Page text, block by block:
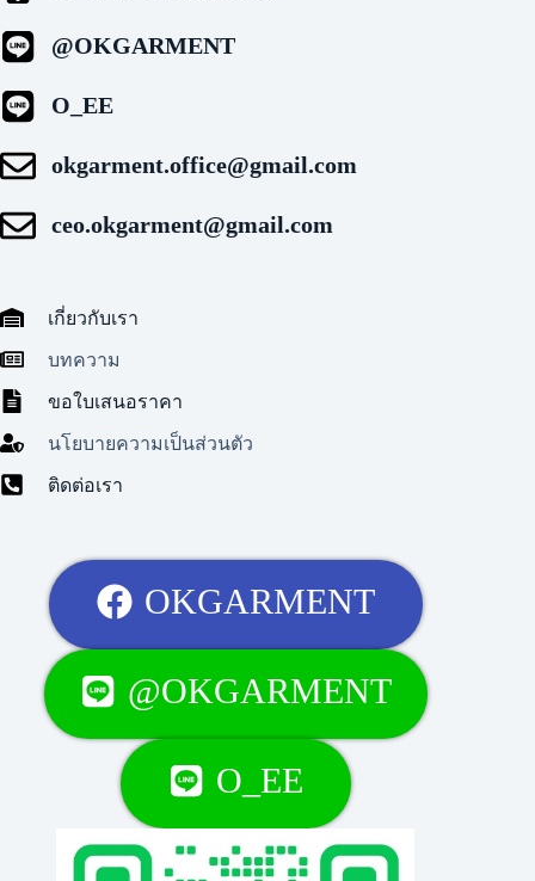
@OKGARMENT
O_EE
okgarment.office@gmail.com
ceo.okgarment@gmail.com
เกี่ยวกับเรา
บทความ
ขอใบเสนอราคา
นโยบายความเป็นส่วนตัว
ติดต่อเรา
OKGARMENT
@OKGARMENT
O_EE